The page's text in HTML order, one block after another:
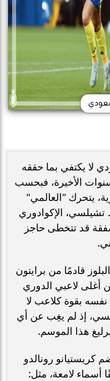
لا يكتفي بما حققه
الأخيرة، فبحسب
يتحرك "العالمي"
الإكوادوري
قد تتخطى حاجز
قادمًا من برايتون
أغلى لاعبي الدوري
نفسه بقوة كلاعب لا
إذ لم يغِب عن أي
هذا الموسم.
كريستيانو رونالدو
أسماء لامعة، مثل: